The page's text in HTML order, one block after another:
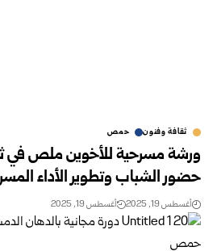
ثقافة وفنون حمص
ورشة مسرحية للأخوين ملص في
حضور الشباب وتطوير الأداء
أغسطس 19, 2025 أغسطس 19, 2025